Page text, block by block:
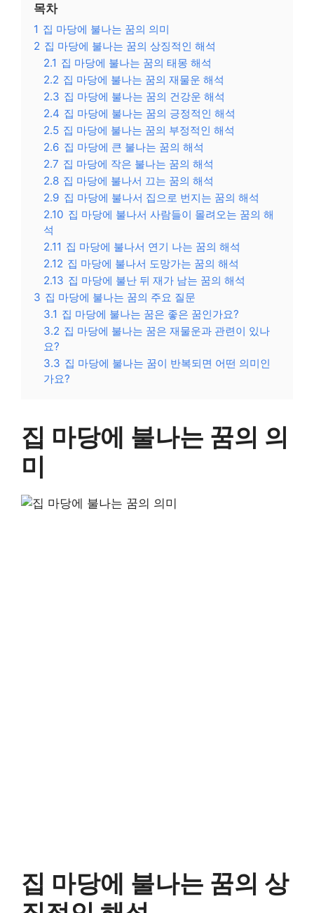
목차
1 집 마당에 불나는 꿈의 의미
2 집 마당에 불나는 꿈의 상징적인 해석
2.1 집 마당에 불나는 꿈의 태몽 해석
2.2 집 마당에 불나는 꿈의 재물운 해석
2.3 집 마당에 불나는 꿈의 건강운 해석
2.4 집 마당에 불나는 꿈의 긍정적인 해석
2.5 집 마당에 불나는 꿈의 부정적인 해석
2.6 집 마당에 큰 불나는 꿈의 해석
2.7 집 마당에 작은 불나는 꿈의 해석
2.8 집 마당에 불나서 끄는 꿈의 해석
2.9 집 마당에 불나서 집으로 번지는 꿈의 해석
2.10 집 마당에 불나서 사람들이 몰려오는 꿈의 해
석
2.11 집 마당에 불나서 연기 나는 꿈의 해석
2.12 집 마당에 불나서 도망가는 꿈의 해석
2.13 집 마당에 불난 뒤 재가 남는 꿈의 해석
3 집 마당에 불나는 꿈의 주요 질문
3.1 집 마당에 불나는 꿈은 좋은 꿈인가요?
3.2 집 마당에 불나는 꿈은 재물운과 관련이 있나
요?
3.3 집 마당에 불나는 꿈이 반복되면 어떤 의미인
가요?
집 마당에 불나는 꿈의 의
미
집 마당에 불나는 꿈의 상